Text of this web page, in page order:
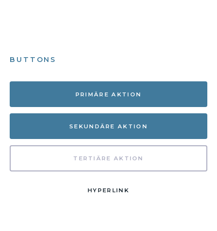
BUTTONS
PRIMÄRE AKTION
SEKUNDÄRE AKTION
TERTIÄRE AKTION
HYPERLINK